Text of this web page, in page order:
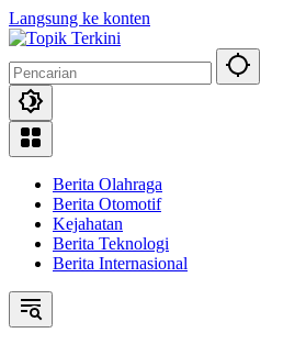
Langsung ke konten
Berita Olahraga
Berita Otomotif
Kejahatan
Berita Teknologi
Berita Internasional